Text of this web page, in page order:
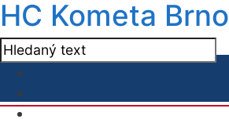
HC Kometa Brno